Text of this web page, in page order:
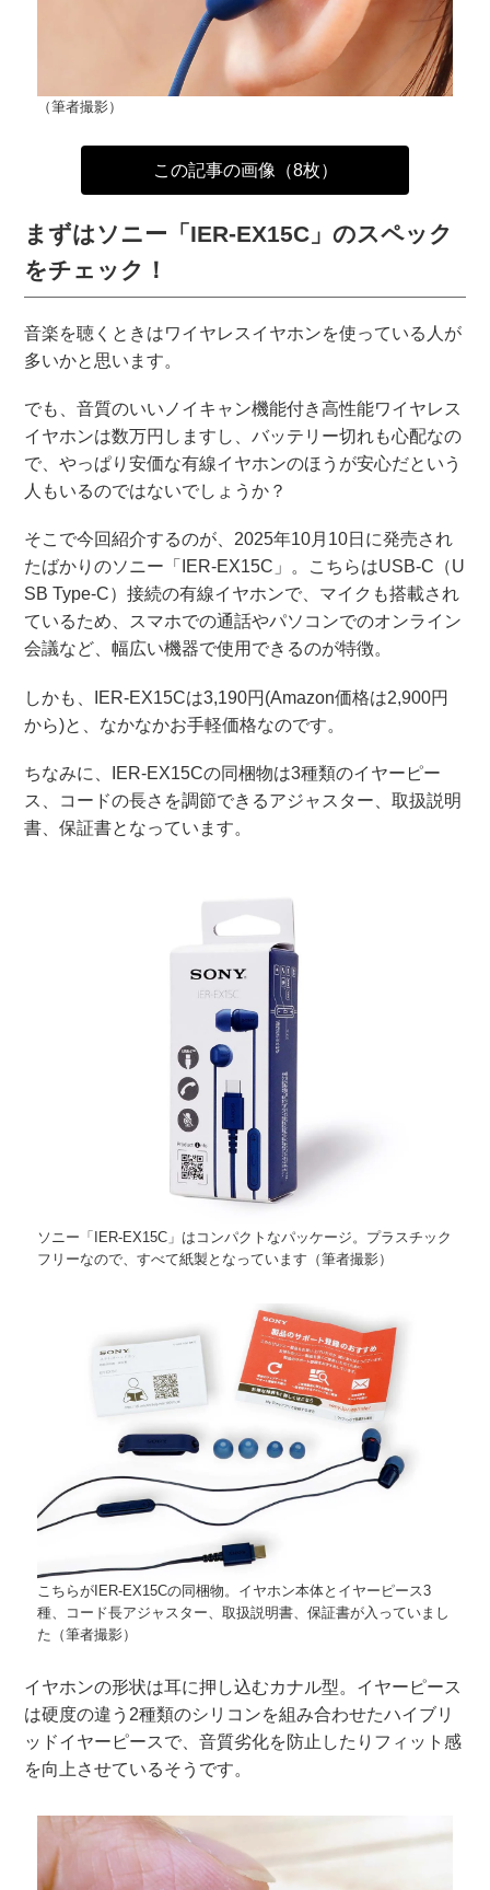
（筆者撮影）
この記事の画像（8枚）
まずはソニー「IER-EX15C」のスペック
をチェック！
音楽を聴くときはワイヤレスイヤホンを使っている人が
多いかと思います。
でも、音質のいいノイキャン機能付き高性能ワイヤレス
イヤホンは数万円しますし、バッテリー切れも心配なの
で、やっぱり安価な有線イヤホンのほうが安心だという
人もいるのではないでしょうか？
そこで今回紹介するのが、2025年10月10日に発売され
たばかりのソニー「IER-EX15C」。こちらはUSB-C（U
SB Type-C）接続の有線イヤホンで、マイクも搭載され
ているため、スマホでの通話やパソコンでのオンライン
会議など、幅広い機器で使用できるのが特徴。
しかも、IER-EX15Cは3,190円(Amazon価格は2,900円
から)と、なかなかお手軽価格なのです。
ちなみに、IER-EX15Cの同梱物は3種類のイヤーピー
ス、コードの長さを調節できるアジャスター、取扱説明
書、保証書となっています。
ソニー「IER-EX15C」はコンパクトなパッケージ。プラスチック
フリーなので、すべて紙製となっています（筆者撮影）
こちらがIER-EX15Cの同梱物。イヤホン本体とイヤーピース3
種、コード長アジャスター、取扱説明書、保証書が入っていまし
た（筆者撮影）
イヤホンの形状は耳に押し込むカナル型。イヤーピース
は硬度の違う2種類のシリコンを組み合わせたハイブリ
ッドイヤーピースで、音質劣化を防止したりフィット感
を向上させているそうです。